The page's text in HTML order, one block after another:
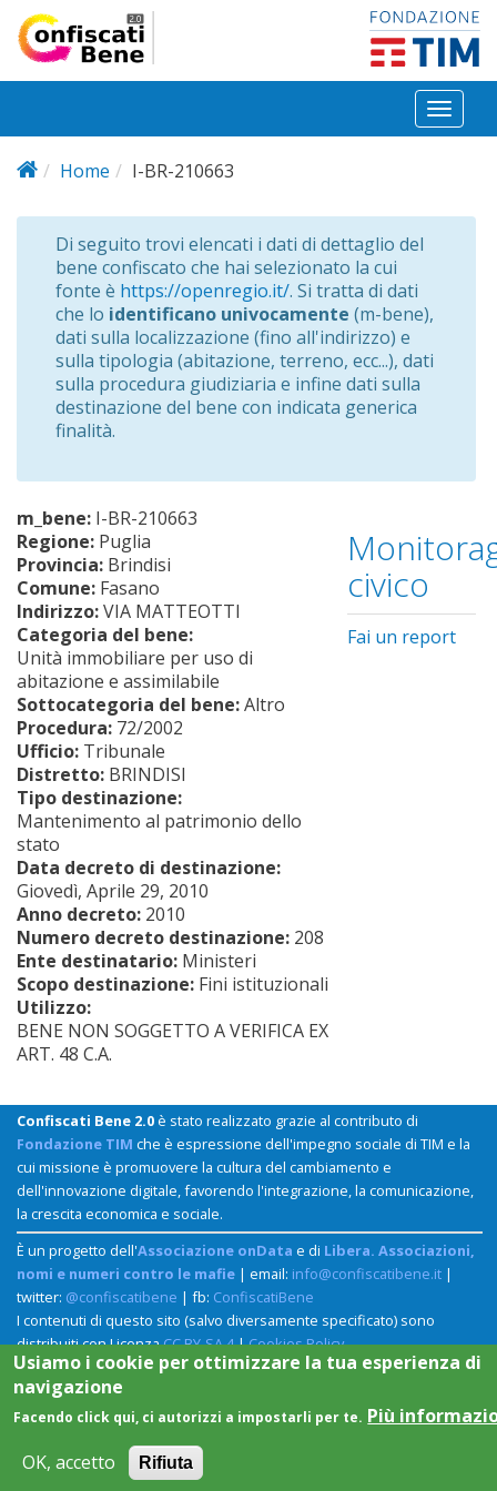
Salta al contenuto principale
Toggle
Home
I-BR-210663
Di seguito trovi elencati i dati di dettaglio del
bene confiscato che hai selezionato la cui
fonte è https://openregio.it/. Si tratta di dati
che lo identificano univocamente (m-bene),
dati sulla localizzazione (fino all'indirizzo) e
sulla tipologia (abitazione, terreno, ecc...), dati
sulla procedura giudiziaria e infine dati sulla
destinazione del bene con indicata generica
finalità.
m_bene: I-BR-210663
Regione: Puglia
Provincia: Brindisi
Comune: Fasano
Indirizzo:VIA MATTEOTTI
Categoria del bene:
Unità immobiliare per uso di
abitazione e assimilabile
Sottocategoria del bene:Altro
Procedura: 72/2002
Ufficio: Tribunale
Distretto: BRINDISI
Tipo destinazione:
Mantenimento al patrimonio dello
stato
Data decreto di destinazione:
Giovedì, Aprile 29, 2010
Anno decreto: 2010
Numero decreto destinazione: 208
Ente destinatario: Ministeri
Scopo destinazione: Fini istituzionali
Utilizzo:
BENE NON SOGGETTO A VERIFICA EX
ART. 48 C.A.
civico
Fai un report
Confiscati Bene 2.0è stato realizzato grazie al contributo di
Fondazione TIM che è espressione dell'impegno sociale di TIM e la
cui missione è promuovere la cultura del cambiamento e
dell'innovazione digitale, favorendo l'integrazione, la comunicazione,
la crescita economica e sociale.
È un progetto dell'Associazione onData e di Libera. Associazioni,
nomi e numeri contro le mafie | email: info@confiscatibene.it |
twitter: @confiscatibene | fb: ConfiscatiBene
I contenuti di questo sito (salvo diversamente specificato) sono
distribuiti con LicenzaCC BY-SA 4|Cookies Policy
Usiamo i cookie per ottimizzare la tua esperienza di
navigazione
Facendo click qui, ci autorizzi a impostarli per te. Più
OK, accetto
Rifiuta